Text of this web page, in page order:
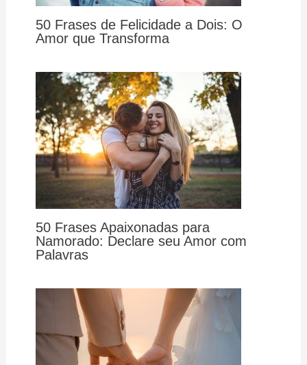
50 Frases de Felicidade a Dois: O
Amor que Transforma
50 Frases Apaixonadas para
Namorado: Declare seu Amor com
Palavras